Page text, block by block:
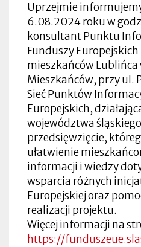
Uprzejmie
6.08.2024 roku w
konsultant Punktu
Funduszy
mieszkańców Lublińca
Mieszkańców, przy ul.
Sieć Punktów
Europejskich,
województwa
przedsięwzięcie,
ułatwienie
informacji i wiedzy
wsparcia różnych
Europejskiej oraz
realizacji projektu.
Więcej informacji na
https://